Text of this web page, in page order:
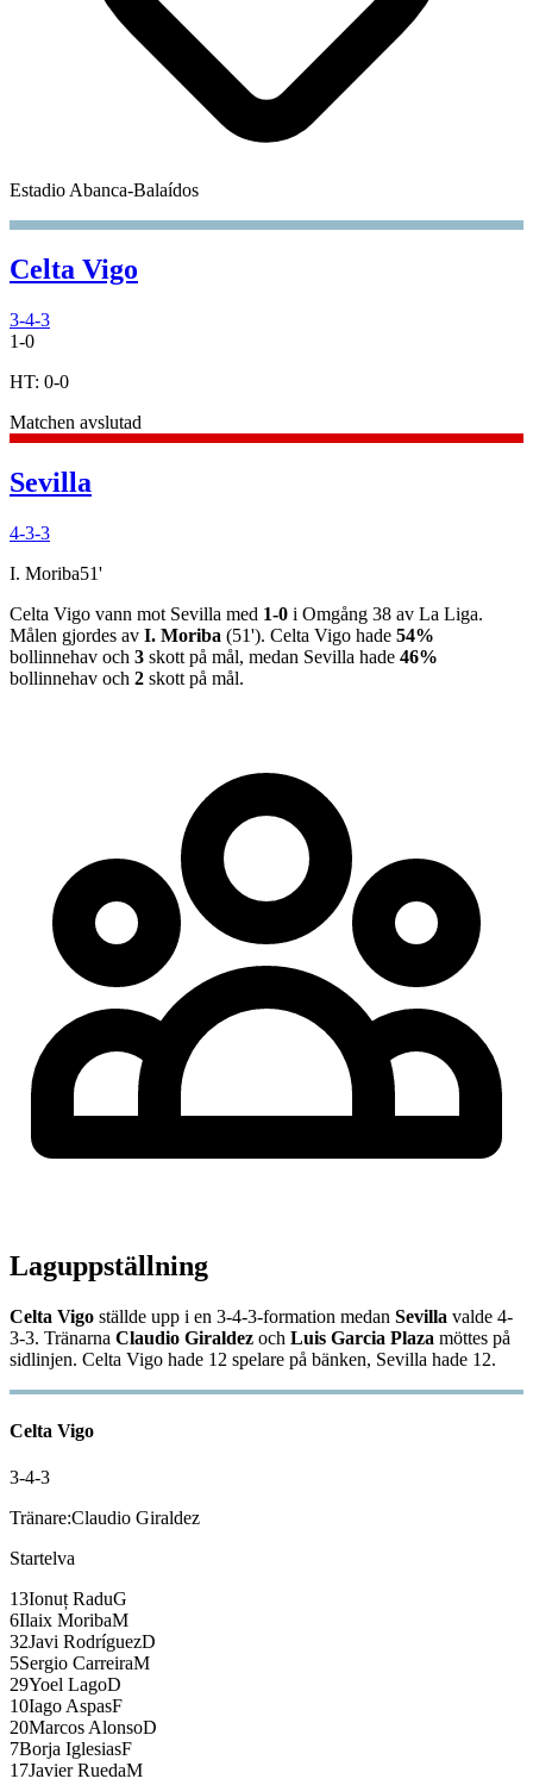
Estadio Abanca-Balaídos
Celta Vigo
3-4-3
1-0
HT: 0-0
Matchen avslutad
Sevilla
4-3-3
I. Moriba51'
Celta Vigo vann mot Sevilla med 1-0 i Omgång 38 av La Liga.
Målen gjordes av I. Moriba (51'). Celta Vigo hade 54%
bollinnehav och 3 skott på mål, medan Sevilla hade 46%
bollinnehav och 2 skott på mål.
Laguppställning
Celta Vigo ställde upp i en 3-4-3-formation medan Sevilla valde 4-
3-3. Tränarna Claudio Giraldez och Luis Garcia Plaza möttes på
sidlinjen. Celta Vigo hade 12 spelare på bänken, Sevilla hade 12.
Celta Vigo
3-4-3
Tränare:Claudio Giraldez
Startelva
13Ionuț RaduG
6Ilaix MoribaM
32Javi RodríguezD
5Sergio CarreiraM
29Yoel LagoD
10Iago AspasF
20Marcos AlonsoD
7Borja IglesiasF
17Javier RuedaM